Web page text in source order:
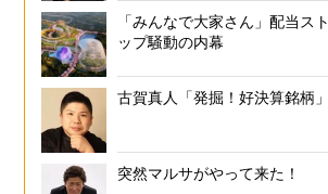
「みんなで大家さん」配当スト
ップ騒動の内幕
古賀真人「発掘！好決算銘柄」
突然マルサがやって来た！